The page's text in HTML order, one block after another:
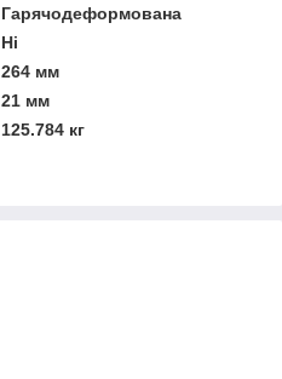
Гарячодеформована
Ні
264 мм
21 мм
125.784 кг